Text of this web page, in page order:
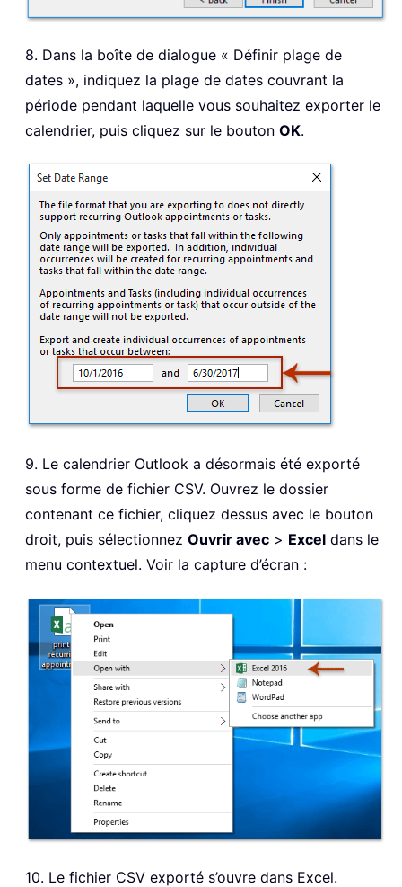
8. Dans la boîte de dialogue « Définir plage de
dates », indiquez la plage de dates couvrant la
période pendant laquelle vous souhaitez exporter le
calendrier, puis cliquez sur le bouton OK.
9. Le calendrier Outlook a désormais été exporté
sous forme de fichier CSV. Ouvrez le dossier
contenant ce fichier, cliquez dessus avec le bouton
droit, puis sélectionnez Ouvrir avec > Excel dans le
menu contextuel. Voir la capture d’écran :
10. Le fichier CSV exporté s’ouvre dans Excel.